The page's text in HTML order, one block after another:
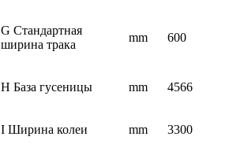
G Стандартная
ширина трака
mm 600
H База гусеницы mm 4566
I Ширина колеи mm 3300